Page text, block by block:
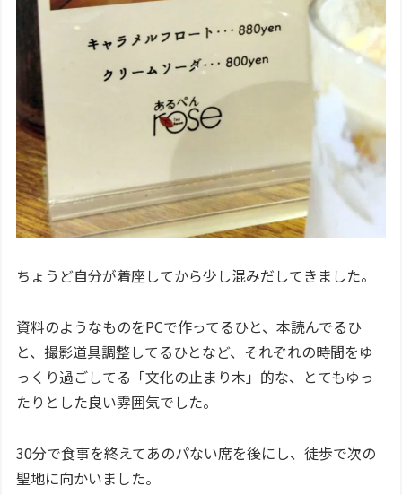
ちょうど自分が着座してから少し混みだしてきました。
資料のようなものをPCで作ってるひと、本読んでるひ
と、撮影道具調整してるひとなど、それぞれの時間をゆ
っくり過ごしてる「文化の止まり木」的な、とてもゆっ
たりとした良い雰囲気でした。
30分で食事を終えてあのパない席を後にし、徒歩で次の
聖地に向かいました。